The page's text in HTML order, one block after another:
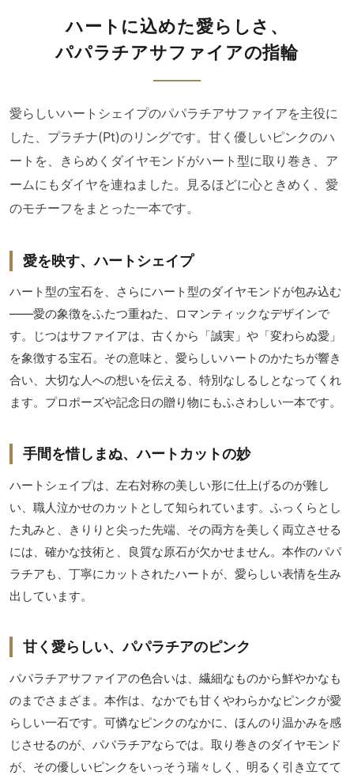
ハートに込めた愛らしさ、
パパラチアサファイアの指輪
愛らしいハートシェイプのパパラチアサファイアを主役に
した、プラチナ(Pt)のリングです。甘く優しいピンクのハ
ートを、きらめくダイヤモンドがハート型に取り巻き、ア
ームにもダイヤを連ねました。見るほどに心ときめく、愛
のモチーフをまとった一本です。
愛を映す、ハートシェイプ
ハート型の宝石を、さらにハート型のダイヤモンドが包み込む
――愛の象徴をふたつ重ねた、ロマンティックなデザインで
す。じつはサファイアは、古くから「誠実」や「変わらぬ愛」
を象徴する宝石。その意味と、愛らしいハートのかたちが響き
合い、大切な人への想いを伝える、特別なしるしとなってくれ
ます。プロポーズや記念日の贈り物にもふさわしい一本です。
手間を惜しまぬ、ハートカットの妙
ハートシェイプは、左右対称の美しい形に仕上げるのが難し
い、職人泣かせのカットとして知られています。ふっくらとし
た丸みと、きりりと尖った先端、その両方を美しく両立させる
には、確かな技術と、良質な原石が欠かせません。本作のパパ
ラチアも、丁寧にカットされたハートが、愛らしい表情を生み
出しています。
甘く愛らしい、パパラチアのピンク
パパラチアサファイアの色合いは、繊細なものから鮮やかなも
のまでさまざま。本作は、なかでも甘くやわらかなピンクが愛
らしい一石です。可憐なピンクのなかに、ほんのり温かみを感
じさせるのが、パパラチアならでは。取り巻きのダイヤモンド
が、その優しいピンクをいっそう瑞々しく、明るく引き立てて